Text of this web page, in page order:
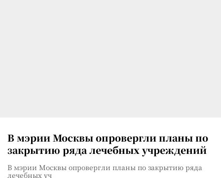
В мэрии Москвы опровергли планы по
закрытию ряда лечебных учреждений
В мэрии Москвы опровергли планы по закрытию ряда
лечебных уч